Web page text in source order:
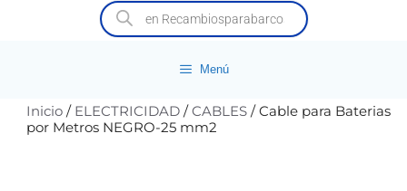
Menú
Inicio / ELECTRICIDAD /CABLES / Cable para Baterias
por Metros NEGRO-25 mm2